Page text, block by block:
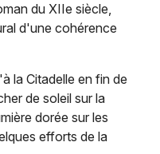
du XIIe siècle,
d'une cohérence
la Citadelle en fin de
de soleil sur la
dorée sur les
efforts de la